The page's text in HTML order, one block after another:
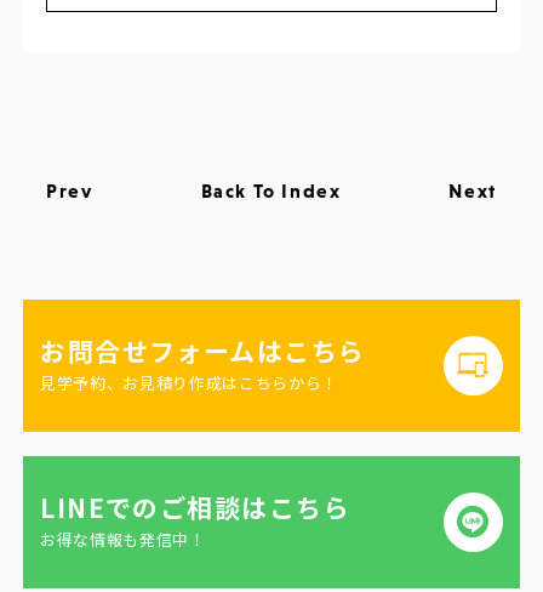
Prev Back To Index Next
お問合せフォームはこちら
見学予約、お見積り作成はこちらから！
LINEでのご相談はこちら
お得な情報も発信中！